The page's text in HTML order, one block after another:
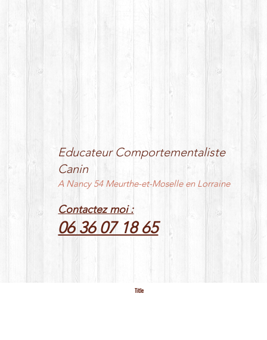
Educateur Comportementaliste
Canin
A Nancy 54 Meurthe-et-Moselle en Lorraine
Contactez moi :
06 36 07 18 65
Title